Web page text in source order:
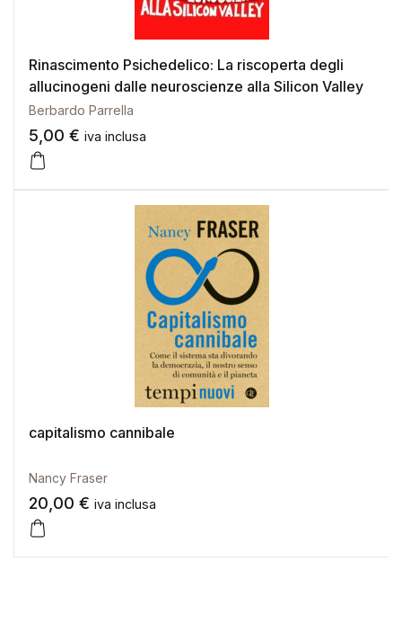
Rinascimento Psichedelico: La riscoperta degli
allucinogeni dalle neuroscienze alla Silicon Valley
Berbardo Parrella
5,00 € iva inclusa
capitalismo cannibale
Nancy Fraser
20,00 € iva inclusa